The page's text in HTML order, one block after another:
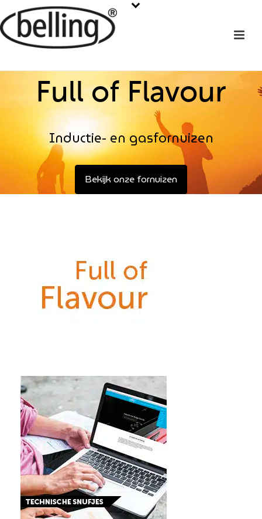
Full of Flavour
Inductie- en gasfornuizen
Bekijk onze fornuizen